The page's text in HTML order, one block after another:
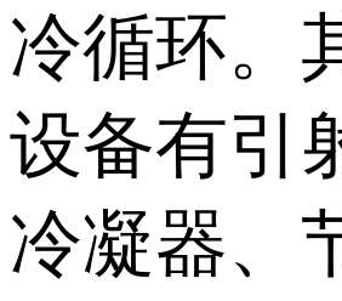
冷循环。
设备有引
冷凝器、